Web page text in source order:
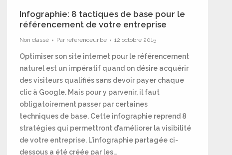
Infographie: 8 tactiques de base pour le
référencement de votre entreprise
Non classé Par referenceur.be 12 octobre 2015
Optimiser son site internet pour le référencement
naturel est un impératif quand on désire acquérir
des visiteurs qualifiés sans devoir payer chaque
clic à Google. Mais pour y parvenir, il faut
obligatoirement passer par certaines
techniques de base. Cette infographie reprend 8
stratégies qui permettront d’améliorer la visibilité
de votre entreprise. L’infographie partagée ci-
dessous a été créée par les…